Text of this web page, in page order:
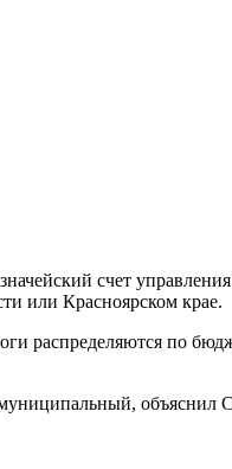
счет
или Красноярском крае.
распределяются по
объяснил